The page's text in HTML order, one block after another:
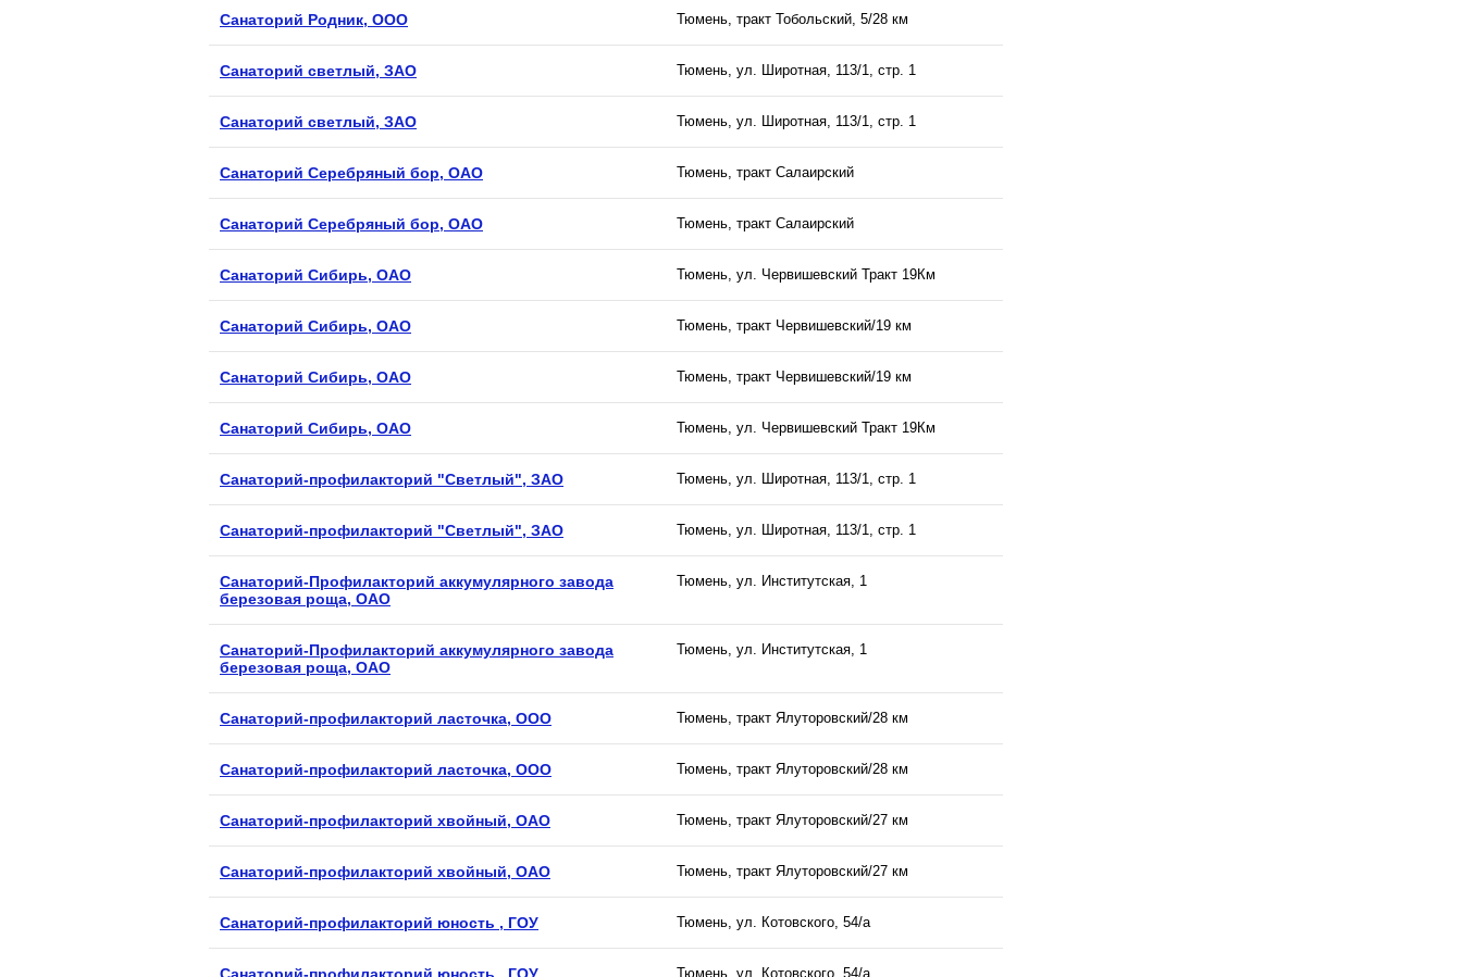
Санаторий Родник, ООО Тюмень, тракт Тобольский, 5/28 км
Санаторий светлый, ЗАО Тюмень, ул. Широтная, 113/1, стр. 1
Санаторий светлый, ЗАО Тюмень, ул. Широтная, 113/1, стр. 1
Санаторий Серебряный бор, ОАО Тюмень, тракт Салаирский
Санаторий Серебряный бор, ОАО Тюмень, тракт Салаирский
Санаторий Сибирь, ОАО Тюмень, ул. Червишевский Тракт 19Км
Санаторий Сибирь, ОАО Тюмень, тракт Червишевский/19 км
Санаторий Сибирь, ОАО Тюмень, тракт Червишевский/19 км
Санаторий Сибирь, ОАО Тюмень, ул. Червишевский Тракт 19Км
Санаторий-профилакторий "Светлый", ЗАО Тюмень, ул. Широтная, 113/1, стр. 1
Санаторий-профилакторий "Светлый", ЗАО Тюмень, ул. Широтная, 113/1, стр. 1
Санаторий-Профилакторий аккумулярного завода
березовая роща, ОАО
Тюмень, ул. Институтская, 1
Санаторий-Профилакторий аккумулярного завода
березовая роща, ОАО
Тюмень, ул. Институтская, 1
Санаторий-профилакторий ласточка, ООО Тюмень, тракт Ялуторовский/28 км
Санаторий-профилакторий ласточка, ООО Тюмень, тракт Ялуторовский/28 км
Санаторий-профилакторий хвойный, ОАО Тюмень, тракт Ялуторовский/27 км
Санаторий-профилакторий хвойный, ОАО Тюмень, тракт Ялуторовский/27 км
Санаторий-профилакторий юность , ГОУ Тюмень, ул. Котовского, 54/а
Тюмень, ул. Котовского, 54/а